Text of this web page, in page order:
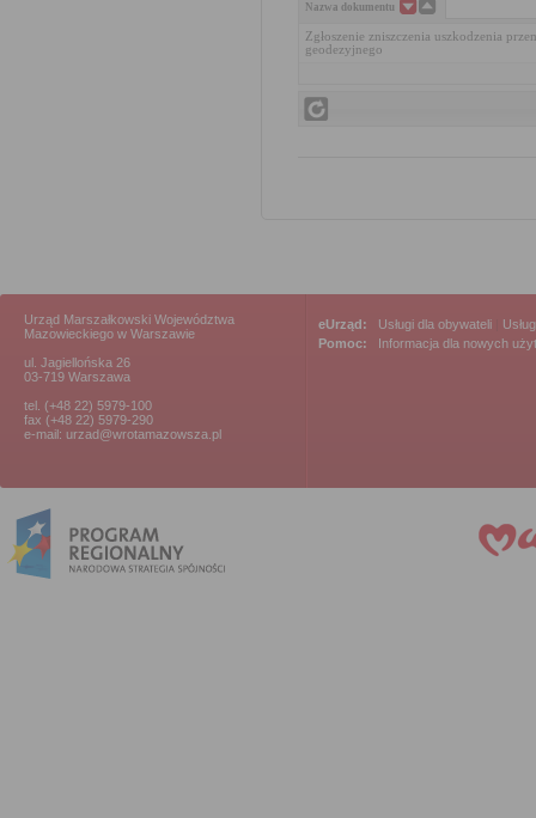
Nazwa dokumentu
Zgłoszenie zniszczenia uszkodzenia
geodezyjnego
Urząd Marszałkowski Województwa
Mazowieckiego w Warszawie
ul. Jagiellońska 26
03-719 Warszawa
tel. (+48 22) 5979-100
fax (+48 22) 5979-290
e-mail: urzad@wrotamazowsza.pl
eUrząd: Usługi dla obywateli
Pomoc:
Informacja dla nowych